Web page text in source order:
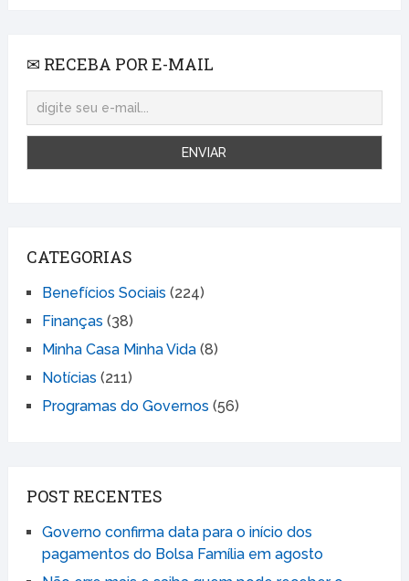
✉ RECEBA POR E-MAIL
CATEGORIAS
Benefícios Sociais (224)
Finanças (38)
Minha Casa Minha Vida(8)
Notícias (211)
Programas do Governos (56)
POST RECENTES
Governo confirma data para o início dos
pagamentos do Bolsa Família em agosto